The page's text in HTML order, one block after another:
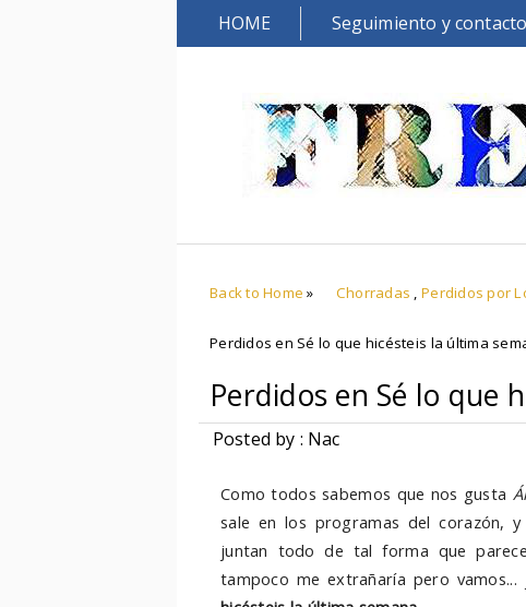
HOME Seguimiento y contacto
Back to Home » Chorradas , Perdidos por
Perdidos en Sé lo que hicésteis la última
Perdidos en Sé lo que
Posted by : Nac
Como todos sabemos que nos gusta
sale en los programas del corazón,
juntan todo de tal forma que
tampoco me extrañaría pero